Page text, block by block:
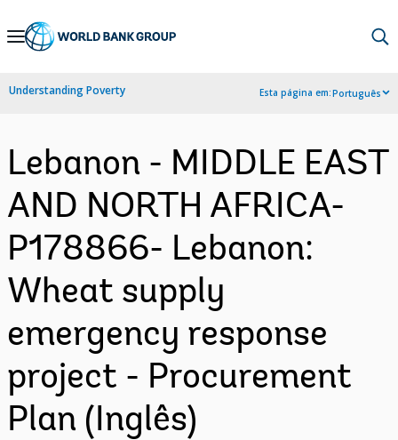
Skip
Navigation
Understanding Poverty Esta página em:Português
Lebanon - MIDDLE EAST
AND NORTH AFRICA-
P178866- Lebanon:
Wheat supply
emergency response
project - Procurement
Plan (Inglês)